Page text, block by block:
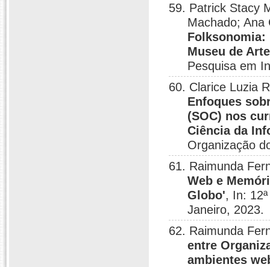
59. Patrick Stacy
Machado;
Folksonomia:
Museu de
Pesquisa em
60. Clarice Luzia
Enfoques
(SOC) nos
Ciência da
Organização
61. Raimunda
Web e
Globo', In:
Janeiro, 2023.
62. Raimunda
entre
ambientes